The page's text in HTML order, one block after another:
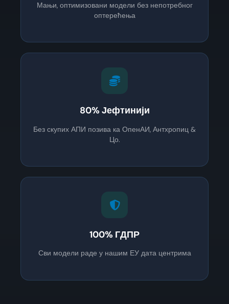
Мањи, оптимизовани модели без непотребног
оптерећења
80% Јефтинији
Без скупих АПИ позива ка ОпенАИ, Антхропиц &
Цо.
100% ГДПР
Сви модели раде у нашим ЕУ дата центрима